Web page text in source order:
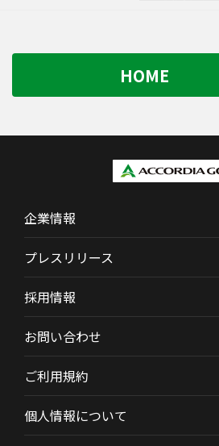
HOME
企業情報
プレスリリース
採用情報
お問い合わせ
ご利用規約
個人情報について